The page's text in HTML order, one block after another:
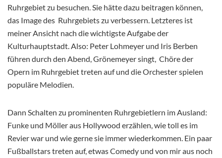
Ruhrgebiet zu besuchen. Sie hätte dazu beitragen können,
das Image des Ruhrgebiets zu verbessern. Letzteres ist
meiner Ansicht nach die wichtigste Aufgabe der
Kulturhauptstadt. Also: Peter Lohmeyer und Iris Berben
führen durch den Abend, Grönemeyer singt, Chöre der
Opern im Ruhrgebiet treten auf und die Orchester spielen
populäre Melodien.
Dann Schalten zu prominenten Ruhrgebietlern im Ausland:
Funke und Möller aus Hollywood erzählen, wie toll es im
Revier war und wie gerne sie immer wiederkommen. Ein paar
Fußballstars treten auf, etwas Comedy und von mir aus noch